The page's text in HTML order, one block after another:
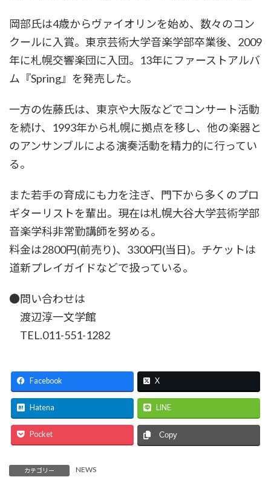
岡部氏は4歳からヴァイオリンを始め、数々のコン
クールに入賞。東京芸術大学音楽学部卒業後、2009
年に札幌交響楽団に入団。13年にファーストアルバ
ム『Spring』を発売した。
一方の佐藤氏は、東京や大阪などでコンサート活動
を続け、1993年から札幌に拠点を移し、他の楽器と
のアンサンブルによる演奏活動を精力的に行ってい
る。
また若手の育成にも力を注ぎ、門下から多くのプロ
ギターリストを輩出。現在は札幌大谷大学芸術学部
音楽学科非常勤講師を努める。
料金は2800円(前売り)、3300円(当日)。チケットは
道新プレイガイドなどで扱っている。
●問い合わせは
渡辺淳一文学館
TEL.011-551-1282
Facebook X
Hatena LINE
Pocket Copy
カテゴリー NEWS